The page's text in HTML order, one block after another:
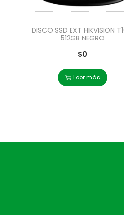
DISCO SSD EXT HIKVISION
512GB NEGRO
$0
Leer más